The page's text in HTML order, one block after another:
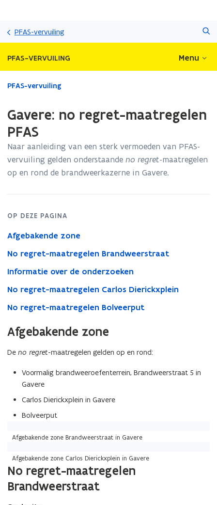
gaan
PFAS-vervuiling
PFAS-VERVUILING Menu
Gedaan
bevindt
zich
op:
Gavere:
regret-
PFAS-vervuiling
Gavere: no regret-maatregelen
PFAS
Naar aanleiding van een sterk vermoeden van PFAS-
vervuiling gelden onderstaande no regret-maatregelen
op en rond de brandweerkazerne in Gavere.
OP DEZE PAGINA
Afgebakende zone
No regret-maatregelen Brandweerstraat
Informatie over de onderzoeken
No regret-maatregelen Carlos Dierickxplein
No regret-maatregelen Bolveerput
Afgebakende zone
De no regret-maatregelen gelden op en rond:
Voormalig brandweeroefenterrein, Brandweerstraat 5 in
Gavere
Carlos Dierickxplein in Gavere
Bolveerput
Afgebakende zone Brandweerstraat in Gavere
Afgebakende zone Carlos Dierickxplein in Gavere
No regret-maatregelen
Brandweerstraat